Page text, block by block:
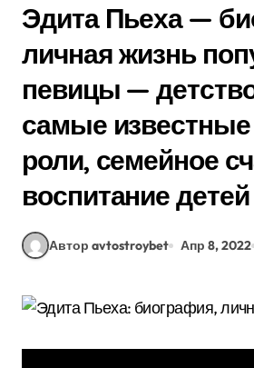
Эдита Пьеха —
личная жизнь
певицы —
самые
роли, семейное
воспитание детей
Автор avtostroybet Апр 8, 2022